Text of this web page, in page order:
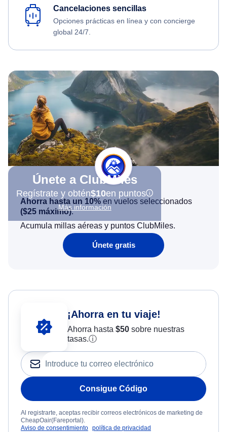
Cancelaciones sencillas
Opciones prácticas en línea y con concierge
global 24/7.
Únete a ClubMiles
Regístrate y obtén$10en puntos
Más información
Ahorra hasta un 10% en vuelos seleccionados
($25 máximo).
Acumula millas aéreas y puntos ClubMiles.
Únete gratis
¡Ahorra en tu viaje!
Ahorra hasta $50sobre nuestras
tasas.ⓘ
Consigue Código
Al registrarte, aceptas recibir correos electrónicos de marketing de
CheapOair(Fareportal).
Aviso de consentimiento política de privacidad